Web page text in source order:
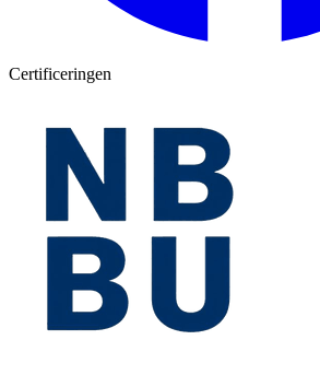
Certificeringen